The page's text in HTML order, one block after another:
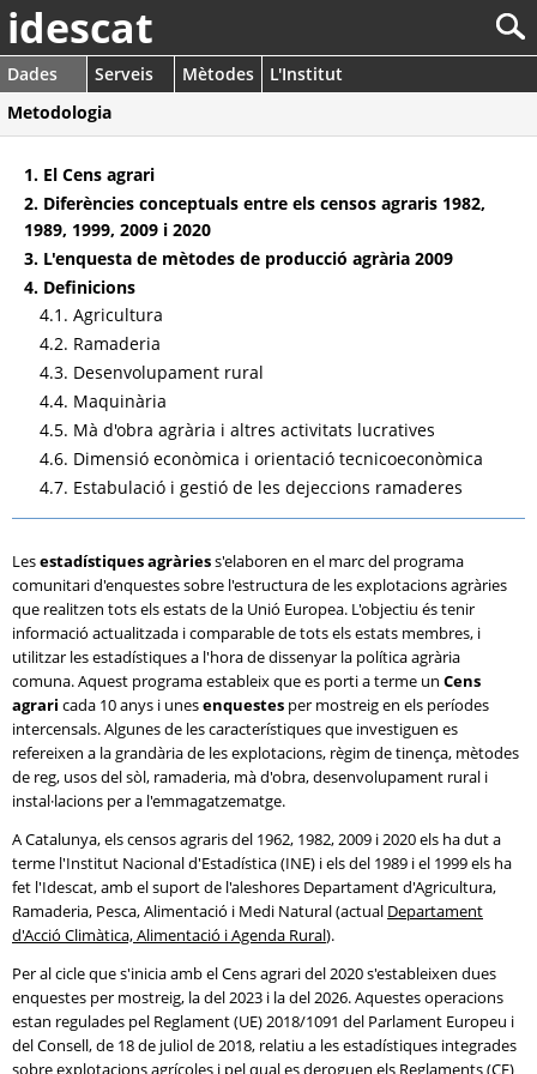
idescat
Dades Serveis Mètodes
L'Institut
Metodologia
1. El Cens agrari
2. Diferències conceptuals entre els censos agraris 1982,
1989, 1999, 2009 i 2020
3. L'enquesta de mètodes de producció agrària 2009
4. Definicions
4.1. Agricultura
4.2. Ramaderia
4.3. Desenvolupament rural
4.4. Maquinària
4.5. Mà d'obra agrària i altres activitats lucratives
4.6. Dimensió econòmica i orientació tecnicoeconòmica
4.7. Estabulació i gestió de les dejeccions ramaderes
Lesestadístiques agràriess'elaboren en el marc del programa
comunitari d'enquestes sobre l'estructura de les explotacions agràries
que realitzen tots els estats de la Unió Europea. L'objectiu és tenir
informació actualitzada i comparable de tots els estats membres, i
utilitzar les estadístiques a l'hora de dissenyar la política agrària
comuna. Aquest programa estableix que es porti a terme un Cens
agrari cada 10 anys i unesenquestes per mostreig en els períodes
intercensals. Algunes de les característiques que investiguen es
refereixen a la grandària de les explotacions, règim de tinença, mètodes
de reg, usos del sòl, ramaderia, mà d'obra, desenvolupament rural i
instal·lacions per a l'emmagatzematge.
A Catalunya, els censos agraris del 1962, 1982, 2009 i 2020 els ha dut a
terme l'Institut Nacional d'Estadística (INE) i els del 1989 i el 1999 els ha
fet l'Idescat, amb el suport de l'aleshores Departament d'Agricultura,
Ramaderia, Pesca, Alimentació i Medi Natural (actual Departament
d'Acció Climàtica, Alimentació i Agenda Rural).
Per al cicle que s'inicia amb el Cens agrari del 2020 s'estableixen dues
enquestes per mostreig, la del 2023 i la del 2026. Aquestes operacions
estan regulades pel Reglament (UE) 2018/1091 del Parlament Europeu i
del Consell, de 18 de juliol de 2018, relatiu a les estadístiques integrades
sobre explotacions agrícoles i pel qual es deroguen els Reglaments (CE)